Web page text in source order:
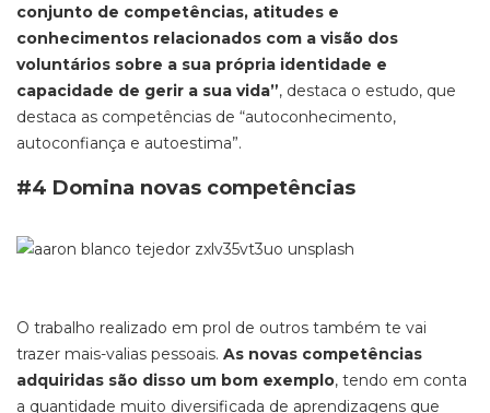
conjunto de competências, atitudes e
conhecimentos relacionados com a visão dos
voluntários sobre a sua própria identidade e
capacidade de gerir a sua vida”, destaca o estudo, que
destaca as competências de “autoconhecimento,
autoconfiança e autoestima”.
#4 Domina novas competências
O trabalho realizado em prol de outros também te vai
trazer mais-valias pessoais. As novas competências
adquiridas são disso um bom exemplo, tendo em conta
a quantidade muito diversificada de aprendizagens que